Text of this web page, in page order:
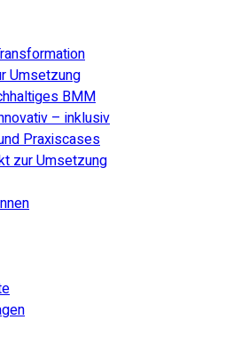
Umsetzung
BMM
– inklusiv
Praxiscases
zur Umsetzung